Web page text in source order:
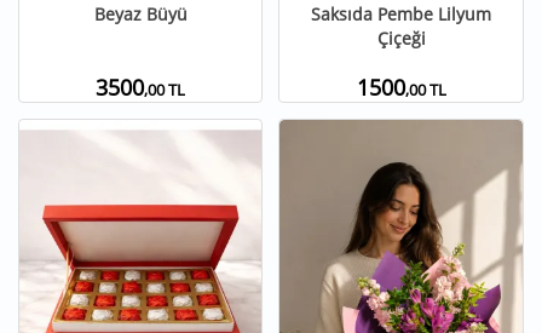
Beyaz Büyü
3500,00 TL
Saksıda Pembe Lilyum
Çiçeği
1500,00 TL